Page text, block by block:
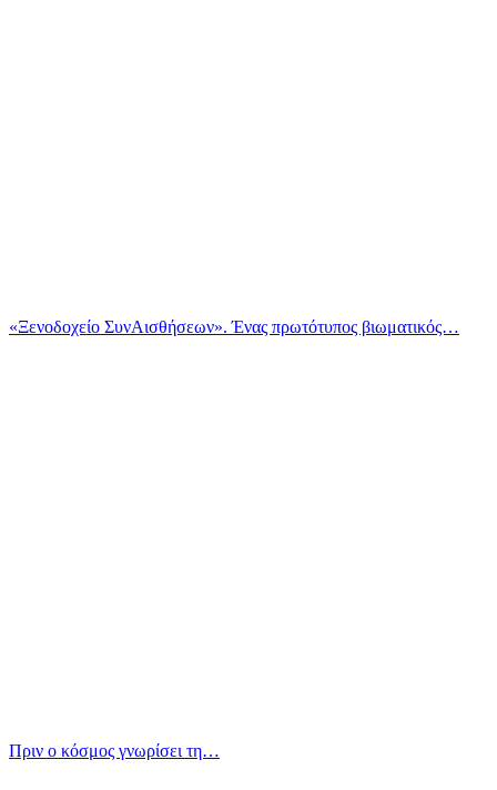
«Ξενοδοχείο ΣυνΑισθήσεων». Ένας πρωτότυπος βιωματικός…
Πριν ο κόσμος γνωρίσει τη…